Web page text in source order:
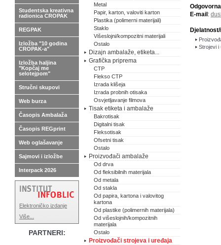
Metal
Papir, karton, valoviti karton
Plastika (polimerni materijali)
Staklo
Višeslojni/kompozitni materijali
Ostalo
Dizajn ambalaže, etiketa...
Grafička priprema
CTP
Flekso CTP
Izrada klišeja
Izrada probnih otisaka
Osvjetljavanje filmova
Tisak etiketa i ambalaže
Bakrotisak
Digitalni tisak
Fleksotisak
Ofsetni tisak
Ostalo
Proizvođači ambalaže
Od drva
Od fleksibilnih materijala
Od metala
Od stakla
Od papira, kartona i valovitog
kartona
Od plastike (polimernih materijala)
Od višeslojnih/kompozitnih
materijala
Ostalo
Proizvođači strojeva i uređaja
E-mail :
Djelatnost/i
Strojevi i
Studentska kreativna
radionica CROPAK
REGPAK
Izložba "10 godina
CROPAK-a"
Izložba haljina
"Kopčaj me
selotejpom"
Stručni skupovi
Web burza
Časopis Ambalaža
Časopis REGprint
Web oglašavanje
Sajmovi i izložbe
Interpack 2026
Elektroničko izdanje
Više...
PARTNERI: